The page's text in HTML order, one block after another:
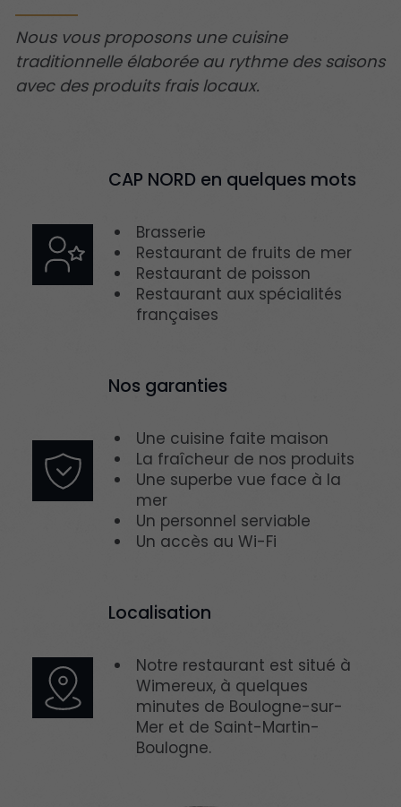
Nous vous proposons une cuisine
traditionnelle élaborée au rythme des saisons
avec des produits frais locaux.
CAP NORD en quelques mots
Brasserie
Restaurant de fruits de mer
Restaurant de poisson
Restaurant aux spécialités
françaises
Nos garanties
Une cuisine faite maison
La fraîcheur de nos produits
Une superbe vue face à la
mer
Un personnel serviable
Un accès au Wi-Fi
Localisation
Notre restaurant est situé à
Wimereux, à quelques
minutes de Boulogne-sur-
Mer et de Saint-Martin-
Boulogne.